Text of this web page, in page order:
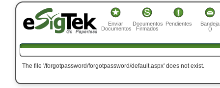
Enviar
Documentos
Documentos
Firmados
Pendientes
Bandeja
()
The file '/forgotpassword/forgotpassword/default.aspx' does not exist.